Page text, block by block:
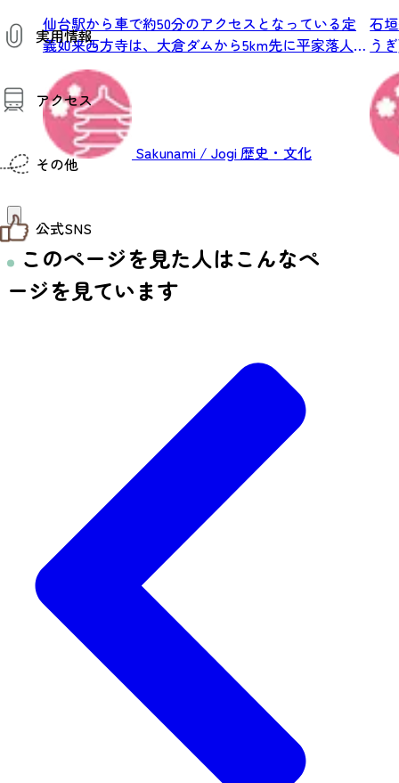
宿泊施設
仙台観光マップ
体験事業者
宿泊予約
実用情報
観光案内
お役立ち情報
観光アプリ
仙台観光マップ
アクセス
仙台までの経路検索
市内の交通情報
その他
お問い合わせ
観光マップ
せんだい旅日和とは
サイト利用規約
公式SNS
せんだい旅日和 X
せんだい旅日和 Instagram
仙台駅から車で約50分のアクセスとなっている定
義如来西方寺は、大倉ダムから5km先に平家落人
Sakunami / Jogi歴史・文化
石
う
このページを見た人はこんなペ
ージを見ています